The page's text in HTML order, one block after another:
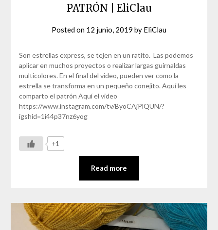
PATRÓN | EliClau
Posted on 12 junio, 2019 by EliClau
Son estrellas express, se tejen en un ratito. Las podemos
aplicar en muchos proyectos o realizar largas guirnaldas
multicolores. En el final del video, pueden ver como la
estrella se transforma en un pequeño conejito. Aquí les
comparto el patrón Aquí el video
https://www.instagram.com/tv/ByoCAjPlQUN/?
igshid=1i44p37nz6yog
+1
Read more